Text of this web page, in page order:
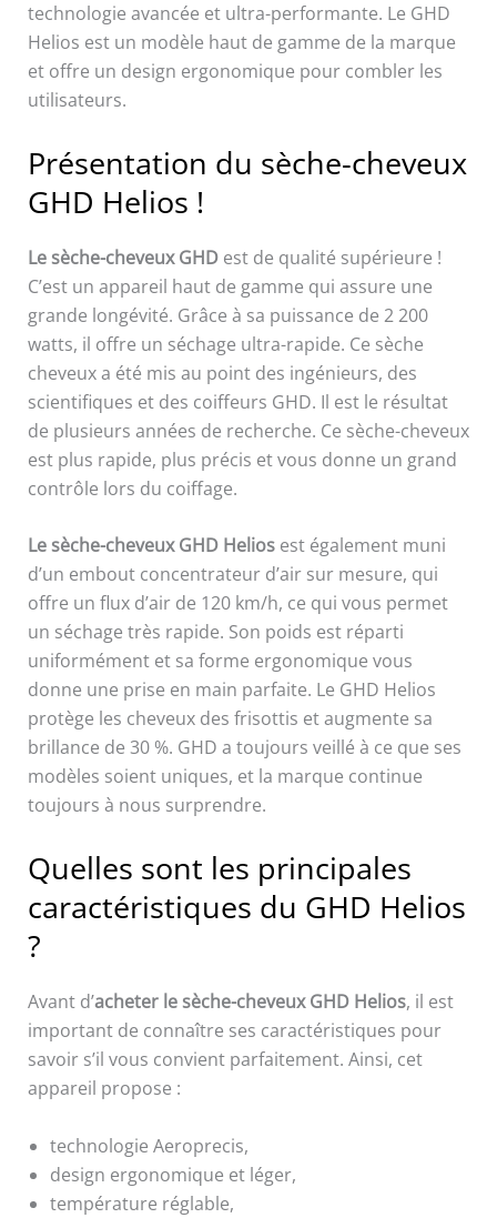
technologie avancée et ultra-performante. Le GHD
Helios est un modèle haut de gamme de la marque
et offre un design ergonomique pour combler les
utilisateurs.
Présentation du sèche-cheveux
GHD Helios !
Le sèche-cheveux GHDest de qualité supérieure !
C’est un appareil haut de gamme qui assure une
grande longévité. Grâce à sa puissance de 2 200
watts, il offre un séchage ultra-rapide. Ce sèche
cheveux a été mis au point des ingénieurs, des
scientifiques et des coiffeurs GHD. Il est le résultat
de plusieurs années de recherche. Ce sèche-cheveux
est plus rapide, plus précis et vous donne un grand
contrôle lors du coiffage.
Le sèche-cheveux GHD Heliosest également muni
d’un embout concentrateur d’air sur mesure, qui
offre un flux d’air de 120 km/h, ce qui vous permet
un séchage très rapide. Son poids est réparti
uniformément et sa forme ergonomique vous
donne une prise en main parfaite. Le GHD Helios
protège les cheveux des frisottis et augmente sa
brillance de 30 %. GHD a toujours veillé à ce que ses
modèles soient uniques, et la marque continue
toujours à nous surprendre.
Quelles sont les principales
caractéristiques du GHD Helios
?
Avant d’acheter le sèche-cheveux GHD Helios, il est
important de connaître ses caractéristiques pour
savoir s’il vous convient parfaitement. Ainsi, cet
appareil propose :
technologie Aeroprecis,
design ergonomique et léger,
température réglable,